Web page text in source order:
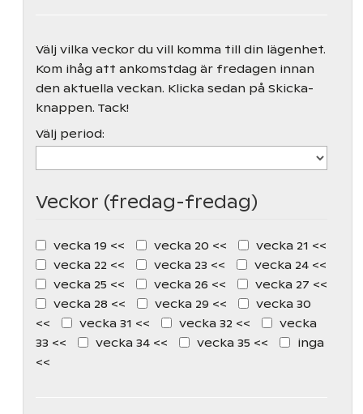
Välj vilka veckor du vill komma till din lägenhet.
Kom ihåg att ankomstdag är fredagen innan
den aktuella veckan. Klicka sedan på Skicka-
knappen. Tack!
Välj period:
Veckor (fredag-fredag)
vecka 19 << vecka 20 <<
vecka 21 <<
vecka 22 <<
vecka 23 <<
vecka 24 <<
vecka 25 <<
vecka 26 <<
vecka 27 <<
vecka 28 <<
vecka 29 <<
vecka 30
<<
vecka 31 << vecka 32 <<
vecka
33 <<
vecka 34 << vecka 35 <<
<<